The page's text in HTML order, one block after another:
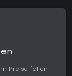
Preise fallen